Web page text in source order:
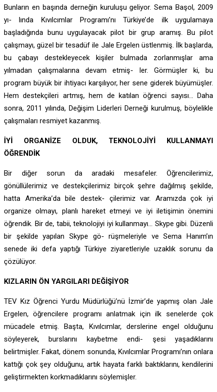
Bunların en başında derneğin kuruluşu geliyor. Sema Başol, 2009
yı- lında Kıvılcımlar Programı’nı Türkiye’de ilk uygulamaya
başladığında bunu uygulayacak pilot bir grup aramış. Bu pilot
çalışmayı, güzel bir tesadüf ile Jale Ergelen üstlenmiş. İlk başlarda,
bu çabayı destekleyecek kişiler bulmada zorlanmışlar ama
yılmadan çalışmalarına devam etmiş- ler. Görmüşler ki, bu
program büyük bir ihtiyacı karşılıyor, her sene giderek büyümüşler.
Hem destekçileri artmış, hem de katılan öğrenci sayısı… Daha
sonra, 2011 yılında, Değişim Liderleri Derneği kurulmuş, böylelikle
çalışmaları resmiyet kazanmış.
İYİ ORGANİZE OLDUK, TEKNOLOJİYİ KULLANMAYI
ÖĞRENDİK
Bir diğer sorun da aradaki mesafeler. Öğrencilerimiz,
gönüllülerimiz ve destekçilerimiz birçok şehre dağılmış şekilde,
hatta Amerika’da bile destek- çilerimiz var. Aramızda çok iyi
organize olmayı, planlı hareket etmeyi ve iyi iletişimin önemini
öğrendik. Bir de, tabii, teknolojiyi iyi kullanmayı… Skype gibi. Düzenli
bir şekilde yapılan Skype gö- rüşmeleriyle ve Sema Hanım’ın
senede iki defa yaptığı Türkiye ziyaretleriyle uzaklık sorunu da
çözülüyor.
KIZLARIN ÖN YARGILARI DEĞİŞİYOR
TEV Kız Öğrenci Yurdu Müdürlüğü’nü İzmir’de yapmış olan Jale
Ergelen, öğrencilere programı anlatmak için ilk senelerde çok
mücadele etmiş. Başta, Kıvılcımlar, derslerine engel olduğunu
söyleyerek, burslarını kaybetme endi- şesi yaşadıklarını
belirtmişler. Fakat, dönem sonunda, Kıvılcımlar Programı’nın onlara
kattığı çok şey olduğunu, artık hayata farklı baktıklarını, kendilerini
geliştirmekten korkmadıklarını söylemişler.